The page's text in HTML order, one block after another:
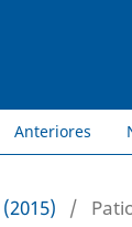
Anteriores
/